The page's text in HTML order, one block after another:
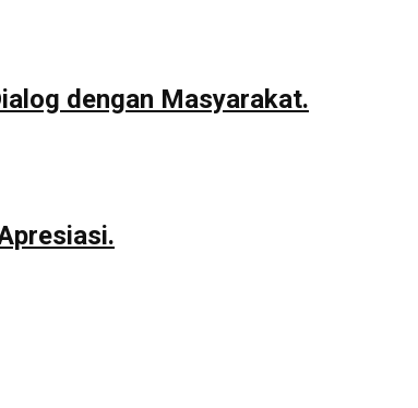
dengan Masyarakat.